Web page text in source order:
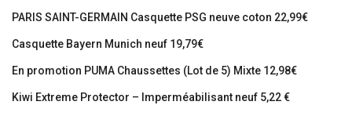
PARIS SAINT-GERMAIN Casquette PSG neuve coton 22,99€
Casquette Bayern Munich neuf 19,79€
En promotion PUMA Chaussettes (Lot de 5) Mixte 12,98€
Kiwi Extreme Protector – Imperméabilisant neuf 5,22 €